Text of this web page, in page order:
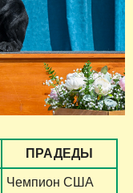
ПРАДЕДЫ
Чемпион США